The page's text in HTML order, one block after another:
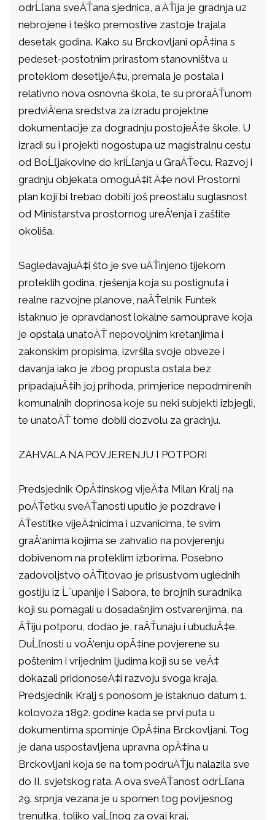
odrĹľana sveÄŤana sjednica, a ÄŤija je gradnja uz
nebrojene i teško premostive zastoje trajala
desetak godina. Kako su Brckovljani opÄ‡ina s
pedeset-postotnim prirastom stanovništva u
proteklom desetljeÄ‡u, premala je postala i
relativno nova osnovna škola, te su proraÄŤunom
predviÄ‘ena sredstva za izradu projektne
dokumentacije za dogradnju postojeÄ‡e škole. U
izradi su i projekti nogostupa uz magistralnu cestu
od BoĹľjakovine do kriĹľanja u GraÄŤecu. Razvoj i
gradnju objekata omoguÄ‡it Ä‡e novi Prostorni
plan koji bi trebao dobiti još preostalu suglasnost
od Ministarstva prostornog ureÄ‘enja i zaštite
okoliša.
SagledavajuÄ‡i što je sve uÄŤinjeno tijekom
proteklih godina, rješenja koja su postignuta i
realne razvojne planove, naÄŤelnik Funtek
istaknuo je opravdanost lokalne samouprave koja
je opstala unatoÄŤ nepovoljnim kretanjima i
zakonskim propisima, izvršila svoje obveze i
davanja iako je zbog propusta ostala bez
pripadajuÄ‡ih joj prihoda, primjerice nepodmirenih
komunalnih doprinosa koje su neki subjekti izbjegli,
te unatoÄŤ tome dobili dozvolu za gradnju.
ZAHVALA NA POVJERENJU I POTPORI
Predsjednik OpÄ‡inskog vijeÄ‡a Milan Kralj na
poÄŤetku sveÄŤanosti uputio je pozdrave i
ÄŤestitke vijeÄ‡nicima i uzvanicima, te svim
graÄ‘anima kojima se zahvalio na povjerenju
dobivenom na proteklim izborima. Posebno
zadovoljstvo oÄŤitovao je prisustvom uglednih
gostiju iz Ĺ˝upanije i Sabora, te brojnih suradnika
koji su pomagali u dosadašnjim ostvarenjima, na
ÄŤiju potporu, dodao je, raÄŤunaju i ubuduÄ‡e.
DuĹľnosti u voÄ‘enju opÄ‡ine povjerene su
poštenim i vrijednim ljudima koji su se veÄ‡
dokazali pridonoseÄ‡i razvoju svoga kraja.
Predsjednik Kralj s ponosom je istaknuo datum 1.
kolovoza 1892. godine kada se prvi puta u
dokumentima spominje OpÄ‡ina Brckovljani. Tog
je dana uspostavljena upravna opÄ‡ina u
Brckovljani koja se na tom podruÄŤju nalazila sve
do II. svjetskog rata. A ova sveÄŤanost odrĹľana
29. srpnja vezana je u spomen tog povijesnog
trenutka, toliko vaĹľnog za ovaj kraj.